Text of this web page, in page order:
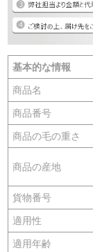
基本的な情報
商品名
商品番号
商品の毛の重さ
商品の産地
貨物番号
適用性
適用年齢